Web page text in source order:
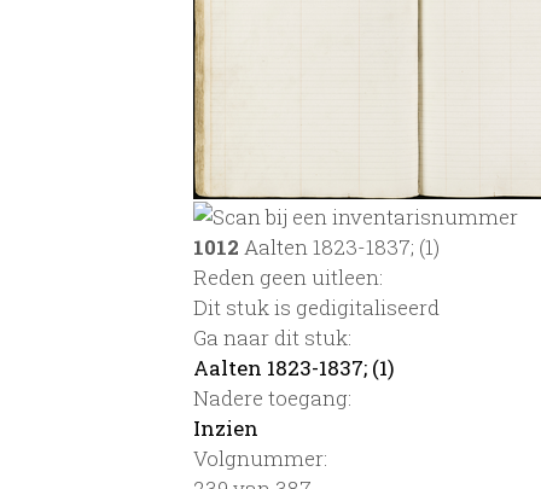
1012 Aalten 1823-1837; (1)
Reden geen uitleen:
Dit stuk is gedigitaliseerd
Ga naar dit stuk:
Aalten 1823-1837; (1)
Nadere toegang:
Inzien
Volgnummer: